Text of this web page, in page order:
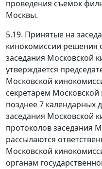
проведения съемок
Москвы.
5.19. Принятые на
кинокомиссии
заседания Московской
утверждается
Московской
секретарем
позднее 7 календарных
заседания Московской
протоколов заседания
рассылаются
Московской
органам